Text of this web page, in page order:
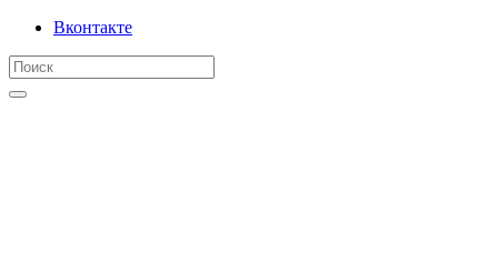
Вконтакте